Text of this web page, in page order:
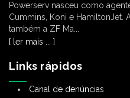
Powerserv nasceu como
Cummins, Koni e HamiltonJet.
também a ZF Ma...
[ ler mais ... ]
Links rápidos
Canal de denúncias